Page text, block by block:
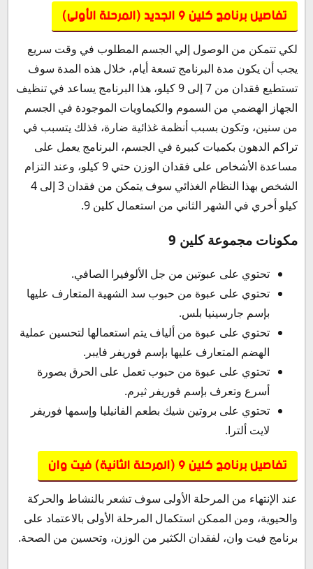
تفاصيل برنامج كلين 9 الجديد (المرحلة الأولى)
لكي تتمكن من الوصول إلي الجسم المطلوب في وقت سريع
يجب أن يكون مدة البرنامج تسعة أيام، خلال هذه المدة سوف
تستطيع فقدان من 7 إلى 9 كيلو، هذا البرنامج يساعد في تنظيف
الجهاز الهضمي من السموم والكيماويات الموجودة في الجسم
من سنين، وتكون بسبب أنظمة غذائية ضارة، فذلك يتسبب في
تراكم الدهون بكميات كبيرة في الجسم، البرنامج يعمل على
مساعدة الأشخاص على فقدان الوزن حتي 9 كيلو، وعند التزام
الشخص بهذا النظام الغذائي سوف يتمكن من فقدان 3 إلى 4
كيلو أخري في الشهر الثاني من استعمال كلين 9.
مكونات مجموعة كلين 9
تحتوي على عبوتين من جل الألوفيرا الصافي.
تحتوي على عبوة من حبوب سد الشهية المتعارف عليها
بإسم جارسينيا بلس.
تحتوي على عبوة من ألياف يتم استعمالها لتحسين عملية
الهضم المتعارف عليها بإسم فوريفر فايبر.
تحتوي على عبوة من حبوب تعمل على الحرق بصورة
أسرع وتعرف بإسم فوريفر ثيرم.
تحتوي على بروتين شيك بطعم الفانيليا وإسمها فوريفر
لايت ألترا.
تفاصيل برنامج كلين 9 (المرحلة الثانية) فيت وان
عند الإنتهاء من المرحلة الأولى سوف تشعر بالنشاط والحركة
والحيوية، ومن الممكن استكمال المرحلة الأولى بالاعتماد على
برنامج فيت وان، لفقدان الكثير من الوزن، وتحسين من الصحة.